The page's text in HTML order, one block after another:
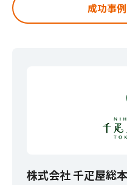
成功事
株式会社 千疋屋総